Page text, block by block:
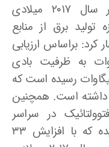
وزیر نیرو با اشاره به اینکه در سال ۲۰۱۷ میلادی
برق از منابع
براساس ارزیابی
بیش از ۵۰ گیگاوات به ظرفیت بادی
و به ظرفیت کلی ۵۳۹ گیگاوات رسیده است که
داشته است. همچنین
در سراسر
جهان به میزان ۹۸ گیگاوات رسیده که با افزایش ۳۳